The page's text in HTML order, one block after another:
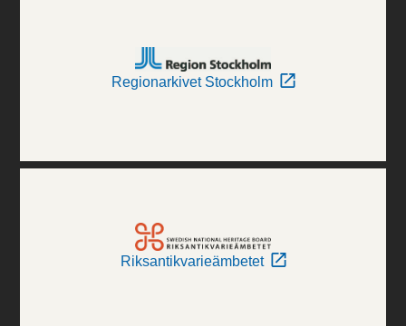
Regionarkivet Stockholm
Riksantikvarieämbetet